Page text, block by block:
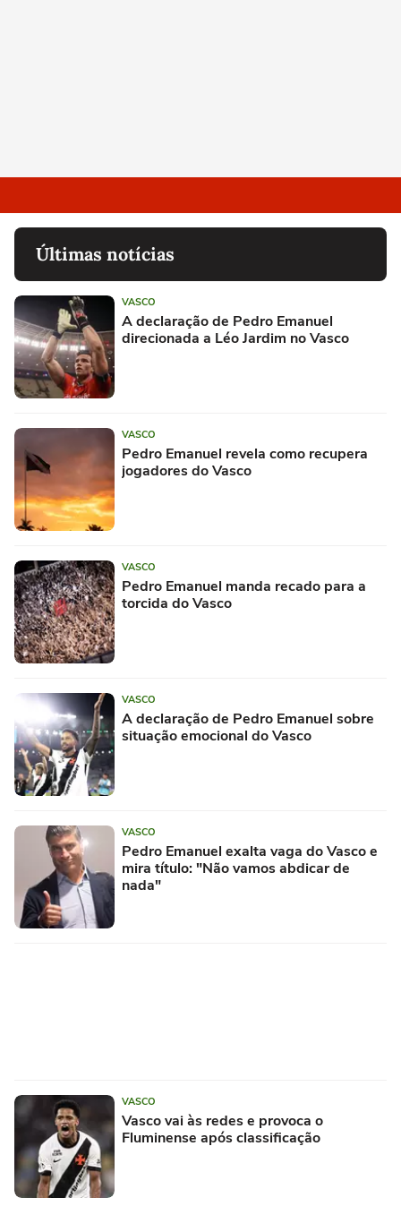
Últimas notícias
VASCO
A declaração de Pedro Emanuel
direcionada a Léo Jardim no Vasco
VASCO
Pedro Emanuel revela como recupera
jogadores do Vasco
VASCO
Pedro Emanuel manda recado para a
torcida do Vasco
VASCO
A declaração de Pedro Emanuel sobre
situação emocional do Vasco
VASCO
Pedro Emanuel exalta vaga do Vasco e
mira título: "Não vamos abdicar de
nada"
VASCO
Vasco vai às redes e provoca o
Fluminense após classificação